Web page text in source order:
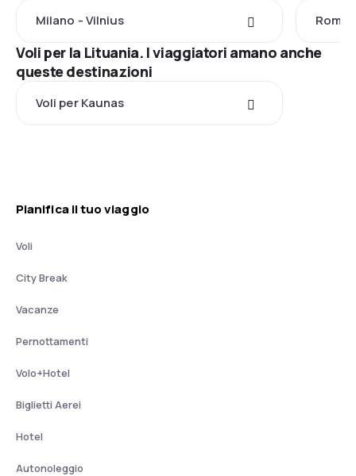
Milano - Vilnius Roma
Voli per la Lituania. I viaggiatori amano anche
queste destinazioni
Voli per Kaunas
Pianifica il tuo viaggio
Voli
City Break
Vacanze
Pernottamenti
Volo+Hotel
Biglietti Aerei
Hotel
Autonoleggio